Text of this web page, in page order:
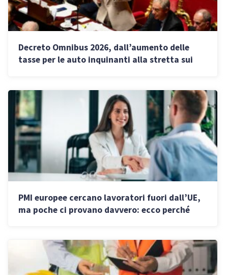
Decreto Omnibus 2026, dall’aumento delle
tasse per le auto inquinanti alla stretta sui
PMI europee cercano lavoratori fuori dall’UE,
ma poche ci provano davvero: ecco perché